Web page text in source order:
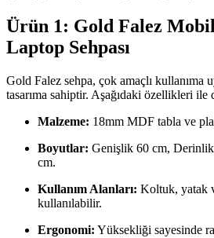
Ürün 1: Gold Falez
Laptop Sehpası
Gold Falez sehpa, çok amaçlı kullanıma
tasarıma sahiptir. Aşağıdaki özellikleri
Malzeme: 18mm MDF tabla ve
Boyutlar: Genişlik 60 cm,
cm.
Kullanım Alanları: Koltuk, yatak
kullanılabilir.
Ergonomi: Yüksekliği sayesinde